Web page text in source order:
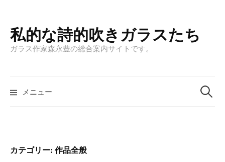
コ
ン
プ
私的な詩的吹きガラスたち
ガラス作家森永豊の総合案内サイトです。
メニュー
検
索
カテゴリー: 作品全般